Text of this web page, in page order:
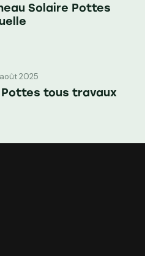
Solaire Pottes
août 2025
tous travaux